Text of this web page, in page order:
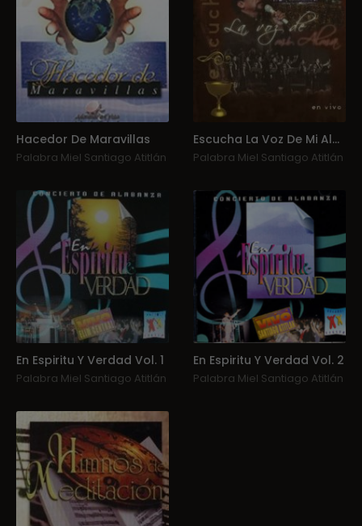
Hacedor De Maravillas
Palabra Miel Santiago Atitlán
Escucha La Voz De Mi Alma
Palabra Miel Santiago Atitlán
En Espiritu Y Verdad Vol. 1
Palabra Miel Santiago Atitlán
En Espiritu Y Verdad Vol. 2
Palabra Miel Santiago Atitlán